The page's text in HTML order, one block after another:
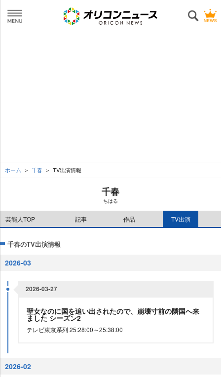
ホーム 千春 TV出演情報
千春
ちはる
芸能人TOP 記事 作品 TV出演
千春のTV出演情報
2026-03
2026-03-27
聖女なのに国を追い出されたので、崩壊寸前の隣国へ来
ました シーズン2
テレビ東京系列 25:28:00～25:38:00
2026-02